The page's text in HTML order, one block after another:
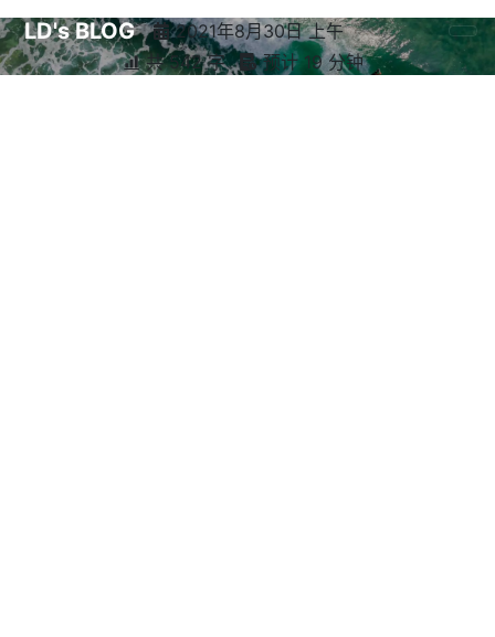
LD's BLOG
2021年8月30日 上午
共 542 字
预计 19 分钟